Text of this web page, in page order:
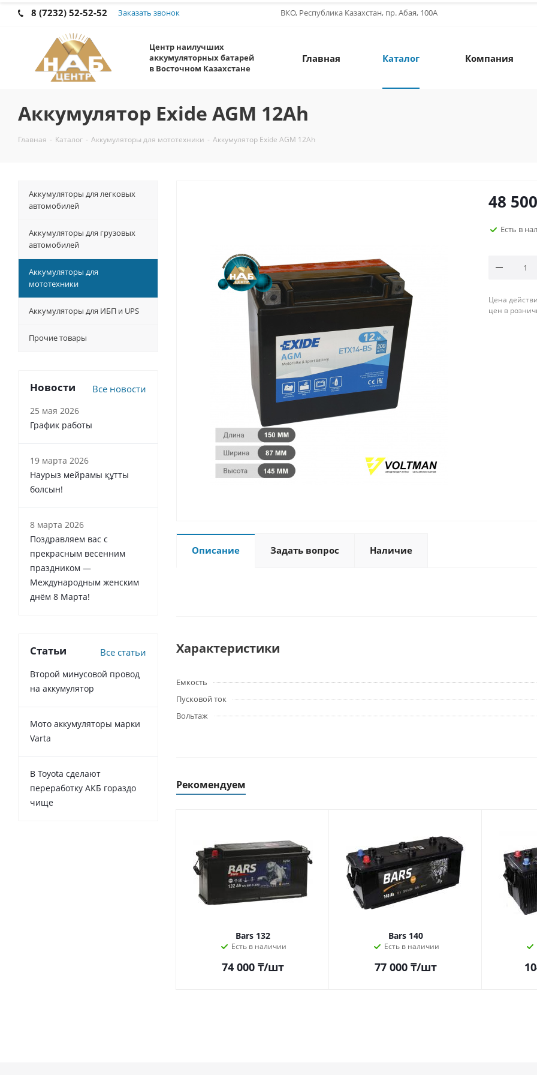
8 (7232) 52-52-52 Заказать звонок ВКО, Республика Казахстан, пр. Абая, 100А
Центр наилучших
аккумуляторных батарей
в Восточном Казахстане
Главная Каталог Компания
Аккумулятор Exide AGM 12Аh
Главная - Каталог - Аккумуляторы для мототехники - Аккумулятор Exide AGM 12Аh
48 500
Есть в
Цена
цен в
Описание Задать вопрос Наличие
Характеристики
Емкость
Пусковой ток
Вольтаж
Рекомендуем
Bars 132
Есть в наличии
74 000₸/шт
Bars 140
Есть в наличии
77 000₸/шт
Аккумуляторы для легковых
автомобилей
Аккумуляторы для грузовых
автомобилей
Аккумуляторы для
мототехники
Аккумуляторы для ИБП и UPS
Прочие товары
Новости Все новости
25 мая 2026
График работы
19 марта 2026
Наурыз мейрамы құтты
болсын!
8 марта 2026
Поздравляем вас с
прекрасным весенним
праздником —
Международным женским
днём 8 Марта!
Статьи Все статьи
Второй минусовой провод
на аккумулятор
Мото аккумуляторы марки
Varta
В Toyota сделают
переработку АКБ гораздо
чище